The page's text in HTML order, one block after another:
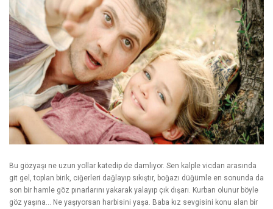
Bu gözyaşı ne uzun yollar katedip de damlıyor. Sen kalple vicdan arasında
git gel, toplan birik, ciğerleri dağlayıp sıkıştır, boğazı düğümle en sonunda da
son bir hamle göz pınarlarını yakarak yalayıp çık dışarı. Kurban olunur böyle
göz yaşına… Ne yaşıyorsan harbisini yaşa. Baba kız sevgisini konu alan bir